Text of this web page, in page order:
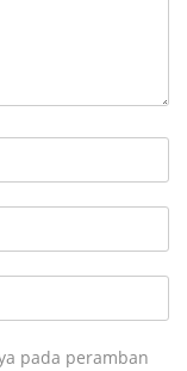
pada peramban